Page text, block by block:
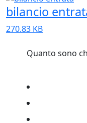
bilancio
270.83 KB
Quanto sono